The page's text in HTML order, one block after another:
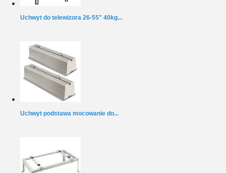
Uchwyt do telewizora 26-55" 40kg...
Uchwyt podstawa mocowanie do...